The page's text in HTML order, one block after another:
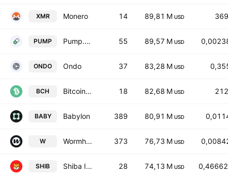
XMR Monero 14 89,81 M USD
PUMP Pump.fun 55 89,57 M USD
ONDO Ondo 37 83,28 M USD
BCH Bitcoin Cash 18 82,68 M USD
BABY Babylon 389 80,91 M USD
W Wormhole 373 76,73 M USD
SHIB Shiba Inu 28 74,13 M USD